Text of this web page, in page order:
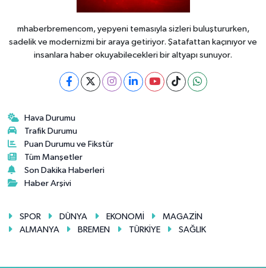
mhaberbremencom, yepyeni temasıyla sizleri buluştururken,
sadelik ve modernizmi bir araya getiriyor. Şatafattan kaçınıyor ve
insanlara haber okuyabilecekleri bir altyapı sunuyor.
Hava Durumu
Trafik Durumu
Puan Durumu ve Fikstür
Tüm Manşetler
Son Dakika Haberleri
Haber Arşivi
SPOR DÜNYA EKONOMİ
MAGAZİN
ALMANYA
BREMEN TÜRKİYE SAĞLIK